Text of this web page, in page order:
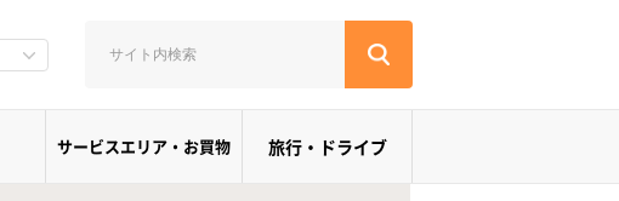
サービスエリア・お買物 旅行・ドライブ